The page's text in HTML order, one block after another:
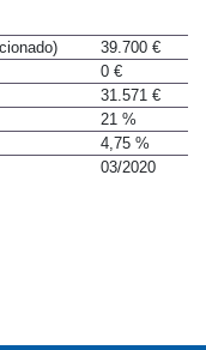
39.700 €
0 €
31.571 €
21 %
4,75 %
03/2020